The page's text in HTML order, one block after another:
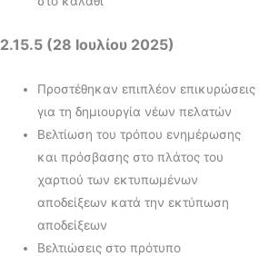
2.15.5 (28 Ιουλίου 2025)
Προστέθηκαν επιπλέον επικυρώσεις
για τη δημιουργία νέων πελατών
Βελτίωση του τρόπου ενημέρωσης
και πρόσβασης στο πλάτος του
χαρτιού των εκτυπωμένων
αποδείξεων κατά την εκτύπωση
αποδείξεων
Βελτιώσεις στο πρότυπο